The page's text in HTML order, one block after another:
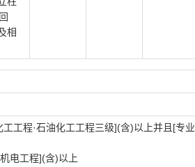
相
工程·石油化工工程三级](含)以上并且[专业
电工程](含)以上